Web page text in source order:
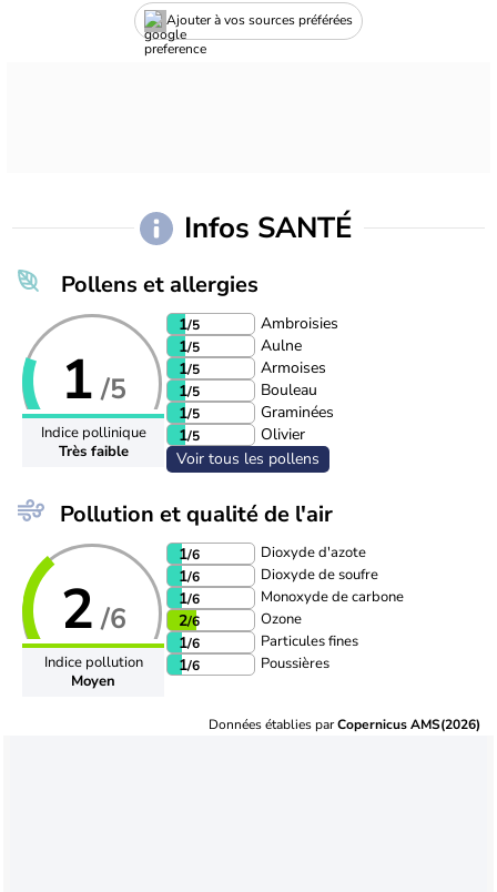
Ajouter à vos sources préférées
Infos SANTÉ
Pollens et allergies
1 /5
Indice pollinique
Très faible
1/5
Ambroisies
1/5
Aulne
1/5
Armoises
1/5
Bouleau
1/5
Graminées
1/5
Olivier
Voir tous les pollens
Pollution et qualité de l'air
2 /6
Indice pollution
Moyen
1/6 Dioxyde d'azote
1/6 Dioxyde de soufre
1/6 Monoxyde de carbone
2/6 Ozone
1/6 Particules fines
1/6 Poussières
Données établies parCopernicus AMS(2026)